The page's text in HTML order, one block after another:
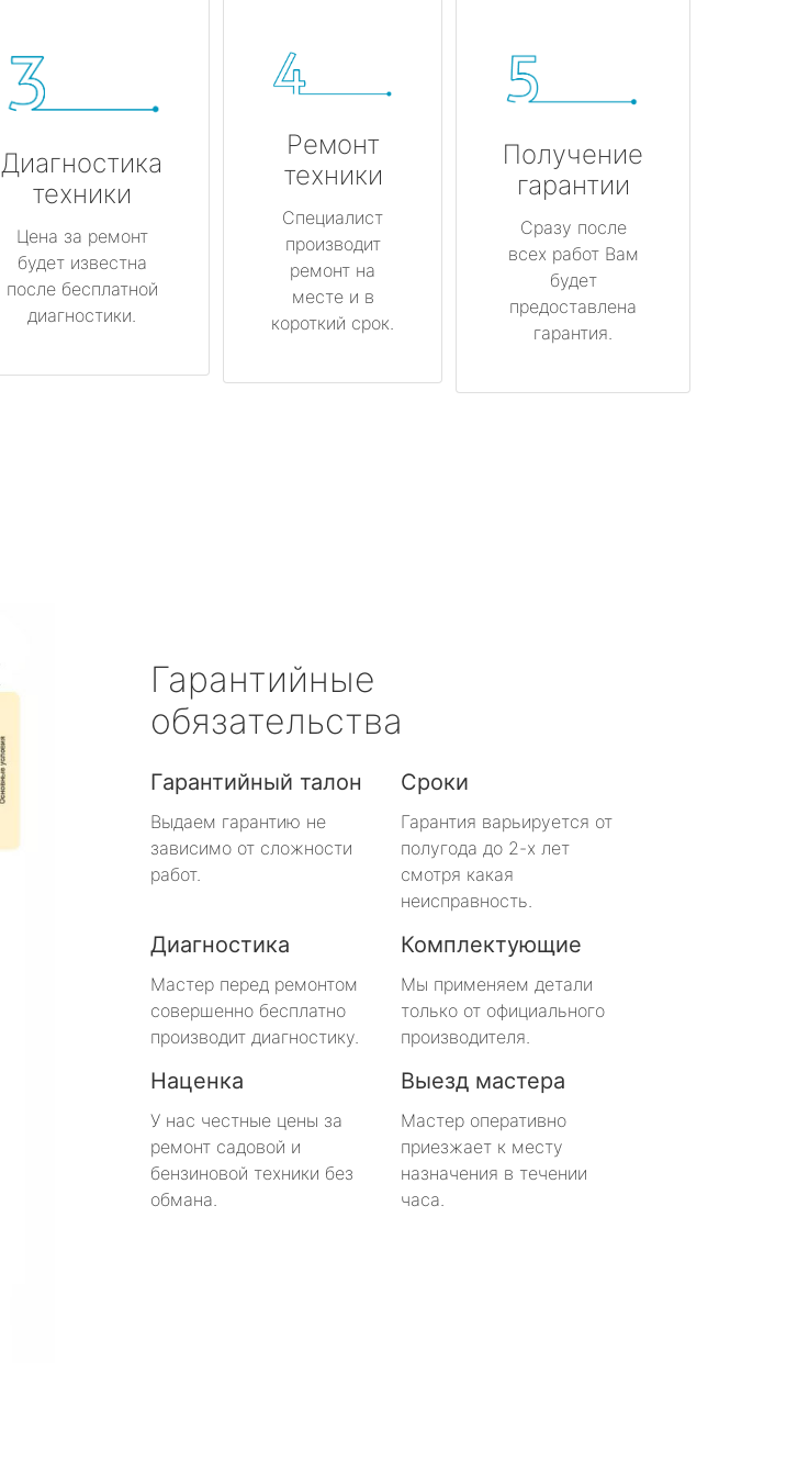
Диагностика
техники
Цена за ремонт
будет известна
после бесплатной
диагностики.
Ремонт
техники
Специалист
производит
ремонт на
месте и в
короткий срок.
Получение
гарантии
Сразу после
всех работ Вам
будет
предоставлена
гарантия.
Гарантийные
обязательства
Гарантийный талон
Выдаем гарантию не
зависимо от сложности
работ.
Сроки
Гарантия варьируется от
полугода до 2-х лет
смотря какая
неисправность.
Диагностика
Мастер перед ремонтом
совершенно бесплатно
производит диагностику.
Комплектующие
Мы применяем детали
только от официального
производителя.
Наценка
У нас честные цены за
ремонт садовой и
бензиновой техники без
обмана.
Выезд мастера
Мастер оперативно
приезжает к месту
назначения в течении
часа.